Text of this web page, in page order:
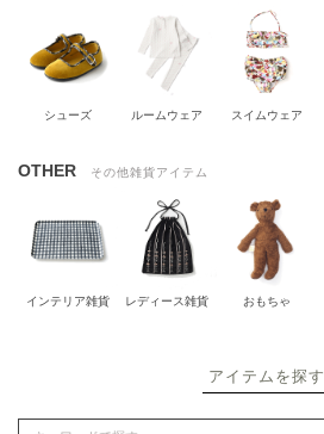
シューズ ルームウェア スイムウェア
OTHER その他雑貨アイテム
インテリア雑貨 レディース雑貨 おもちゃ
アイテムを探す